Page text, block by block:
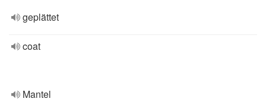
geplättet
coat
Mantel